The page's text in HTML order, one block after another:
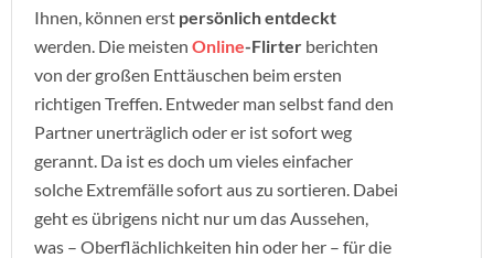
Ihnen, können erst persönlich entdeckt
werden. Die meisten Online-Flirter berichten
von der großen Enttäuschen beim ersten
richtigen Treffen. Entweder man selbst fand den
Partner unerträglich oder er ist sofort weg
gerannt. Da ist es doch um vieles einfacher
solche Extremfälle sofort aus zu sortieren. Dabei
geht es übrigens nicht nur um das Aussehen,
was – Oberflächlichkeiten hin oder her – für die